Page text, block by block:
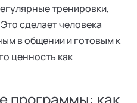
тренировки,
сделает человека
в общении и готовым к
ценность как